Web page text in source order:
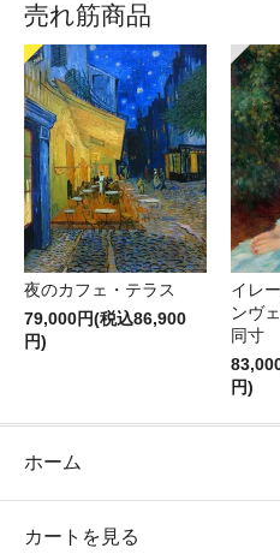
売れ筋商品
夜のカフェ・テラス
79,000円(税込86,900
円)
イレ
ンヴ
同寸
円)
ホーム
カートを見る